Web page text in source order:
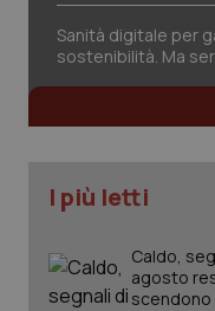
Sanità digitale per
sostenibilità. Ma
I più letti
Caldo,
agosto
scendono